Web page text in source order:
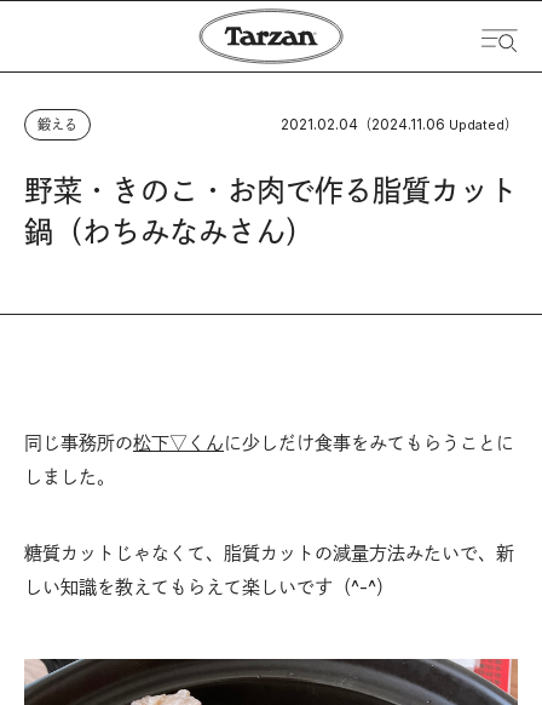
鍛える 2021.02.04 （2024.11.06 Updated）
野菜・きのこ・お肉で作る脂質カット
鍋（わちみなみさん）
同じ事務所の松下▽くんに少しだけ食事をみてもらうことに
しました。
糖質カットじゃなくて、脂質カットの減量方法みたいで、新
しい知識を教えてもらえて楽しいです（^-^）